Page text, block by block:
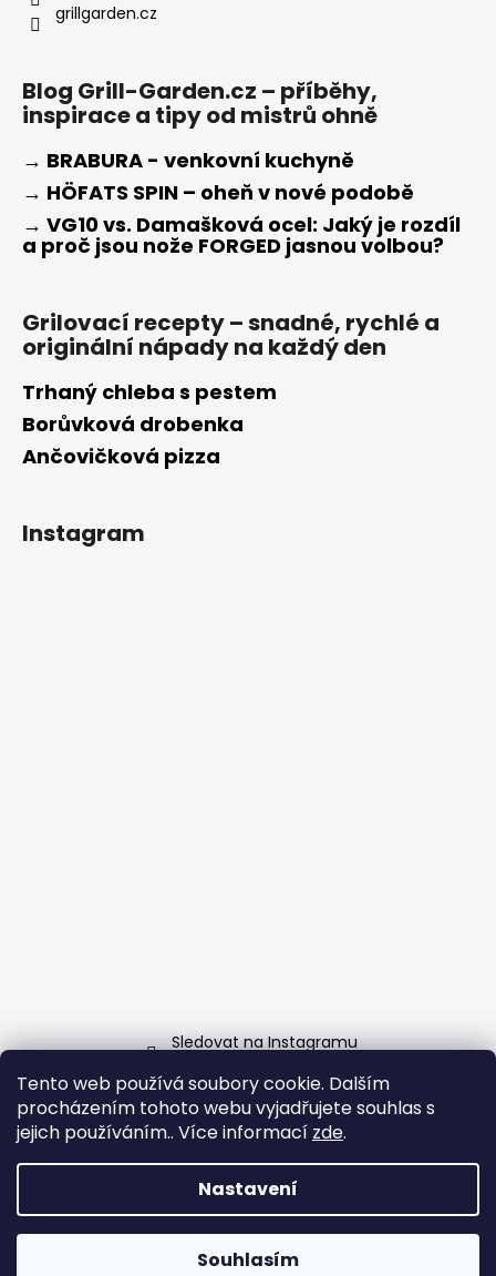
Tento web používá soubory cookie. Dalším
procházením tohoto webu vyjadřujete souhlas s
jejich používáním.. Více informací zde.
Nastavení
Souhlasím
grillgarden.cz
Blog Grill-Garden.cz – příběhy,
inspirace a tipy od mistrů ohně
→ BRABURA - venkovní kuchyně
→ HÖFATS SPIN – oheň v nové podobě
→ VG10 vs. Damašková ocel: Jaký je rozdíl
a proč jsou nože FORGED jasnou volbou?
Grilovací recepty – snadné, rychlé a
originální nápady na každý den
Trhaný chleba s pestem
Borůvková drobenka
Ančovičková pizza
Instagram
Sledovat na Instagramu
Facebook
Copyright 2026Grill-Garden.cz. Všechna práva
vyhrazena.